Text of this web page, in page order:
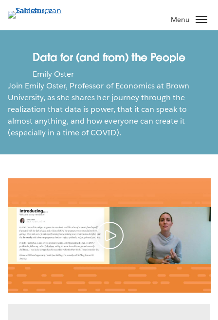
Verder
naar
hoofdinhoud
Menu
Data for (and from) the People
Emily Oster
Join Emily Oster, Professor of Economics at Brown
University, as she shares her journey through the
realization that data is power, that it can speak to
almost anything, and how everyone can create it
(especially in a time of COVID).